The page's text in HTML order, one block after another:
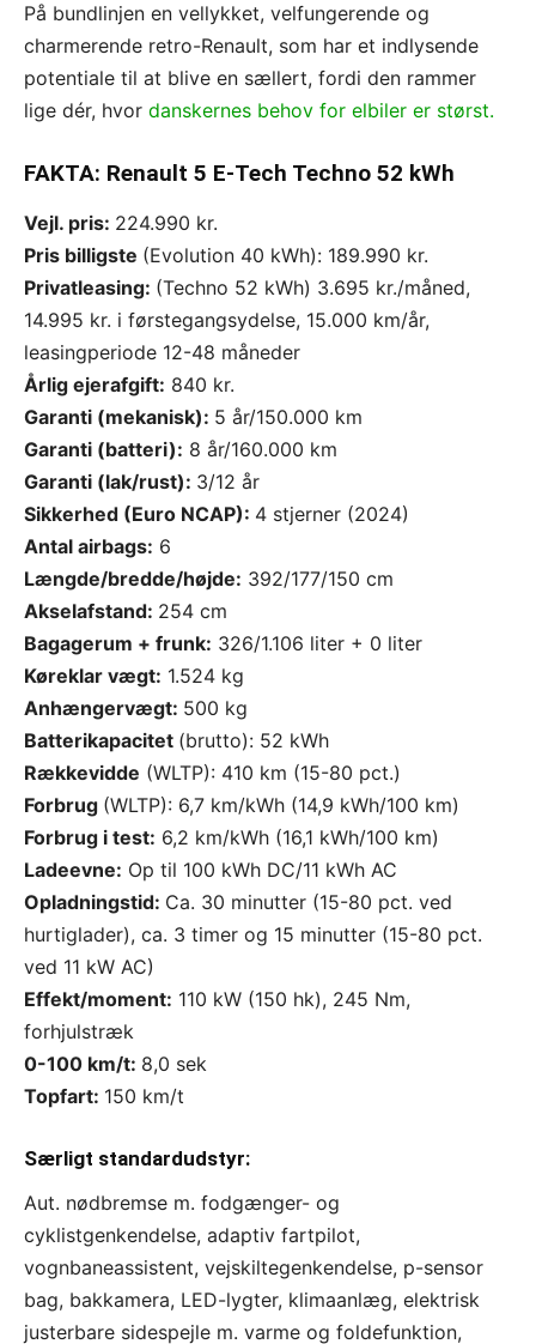
På bundlinjen en vellykket, velfungerende og
charmerende retro-Renault, som har et indlysende
potentiale til at blive en sællert, fordi den rammer
lige dér, hvor danskernes behov for elbiler er størst.
FAKTA: Renault 5 E-Tech Techno 52 kWh
Vejl. pris: 224.990 kr.
Pris billigste (Evolution 40 kWh): 189.990 kr.
Privatleasing: (Techno 52 kWh) 3.695 kr./måned,
14.995 kr. i førstegangsydelse, 15.000 km/år,
leasingperiode 12-48 måneder
Årlig ejerafgift: 840 kr.
Garanti (mekanisk): 5 år/150.000 km
Garanti (batteri): 8 år/160.000 km
Garanti (lak/rust): 3/12 år
Sikkerhed (Euro NCAP): 4 stjerner (2024)
Antal airbags: 6
Længde/bredde/højde: 392/177/150 cm
Akselafstand: 254 cm
Bagagerum + frunk: 326/1.106 liter + 0 liter
Køreklar vægt: 1.524 kg
Anhængervægt: 500 kg
Batterikapacitet (brutto): 52 kWh
Rækkevidde (WLTP): 410 km (15-80 pct.)
Forbrug (WLTP): 6,7 km/kWh (14,9 kWh/100 km)
Forbrug i test: 6,2 km/kWh (16,1 kWh/100 km)
Ladeevne: Op til 100 kWh DC/11 kWh AC
Opladningstid: Ca. 30 minutter (15-80 pct. ved
hurtiglader), ca. 3 timer og 15 minutter (15-80 pct.
ved 11 kW AC)
Effekt/moment: 110 kW (150 hk), 245 Nm,
forhjulstræk
0-100 km/t: 8,0 sek
Topfart: 150 km/t
Særligt standardudstyr:
Aut. nødbremse m. fodgænger- og
cyklistgenkendelse, adaptiv fartpilot,
vognbaneassistent, vejskiltegenkendelse, p-sensor
bag, bakkamera, LED-lygter, klimaanlæg, elektrisk
justerbare sidespejle m. varme og foldefunktion,